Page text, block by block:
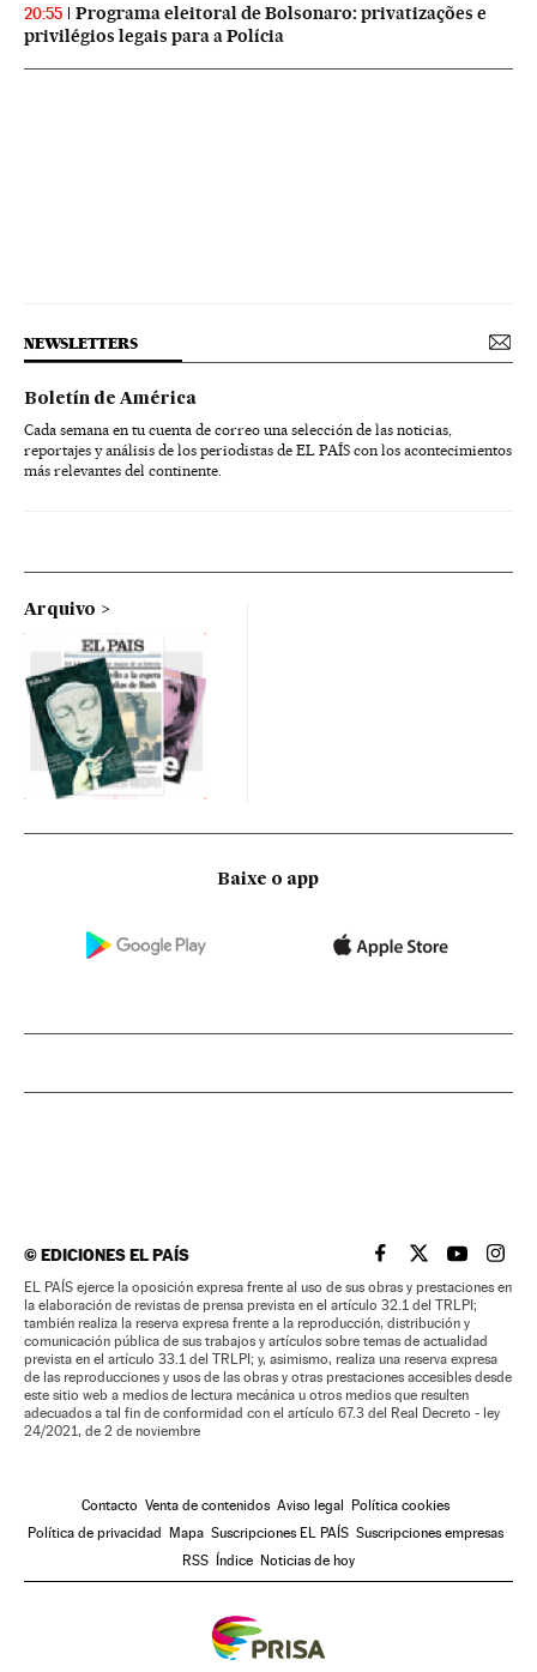
20:55
Programa eleitoral de Bolsonaro: privatizações e
privilégios legais para a Polícia
NEWSLETTERS
Boletín de América
Cada semana en tu cuenta de correo una selección de las noticias,
reportajes y análisis de los periodistas de EL PAÍS con los acontecimientos
más relevantes del continente.
Arquivo
Baixe o app
©EDICIONES EL PAÍS EL PAÍS BRASIL EN
EL PAÍSEL PAÍS
EL
EL PAÍS ejerce la oposición expresa frente al uso de sus obras y prestaciones en
la elaboración de revistas de prensa prevista en el artículo 32.1 del TRLPI;
también realiza la reserva expresa frente a la reproducción, distribución y
comunicación pública de sus trabajos y artículos sobre temas de actualidad
prevista en el artículo 33.1 del TRLPI; y, asimismo, realiza una reserva expresa
de las reproducciones y usos de las obras y otras prestaciones accesibles desde
este sitio web a medios de lectura mecánica u otros medios que resulten
adecuados a tal fin de conformidad con el artículo 67.3 del Real Decreto - ley
24/2021, de 2 de noviembre
Contacto Venta de contenidos Aviso legal
Política cookies
Política de privacidad
Mapa Suscripciones EL PAÍS Suscripciones empresas
RSS
Índice Noticias de hoy